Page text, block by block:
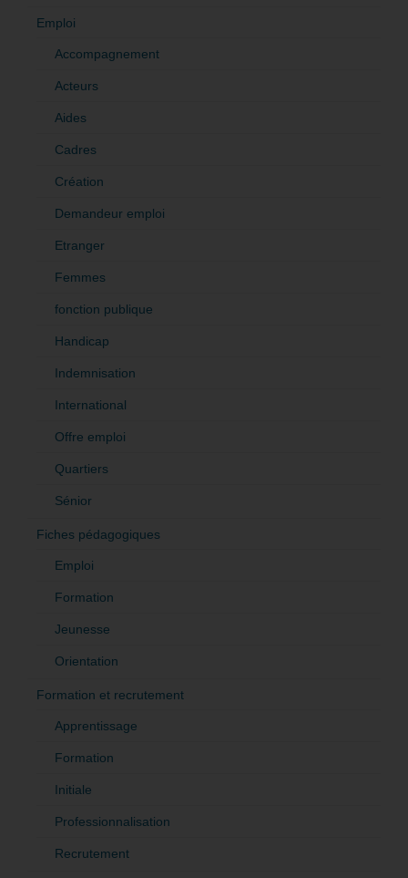
Emploi
Accompagnement
Acteurs
Aides
Cadres
Création
Demandeur emploi
Etranger
Femmes
fonction publique
Handicap
Indemnisation
International
Offre emploi
Quartiers
Sénior
Fiches pédagogiques
Emploi
Formation
Jeunesse
Orientation
Formation et recrutement
Apprentissage
Formation
Initiale
Professionnalisation
Recrutement